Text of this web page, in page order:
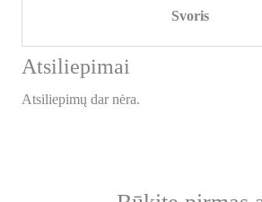
Svoris
Atsiliepimai
Atsiliepimų dar nėra.